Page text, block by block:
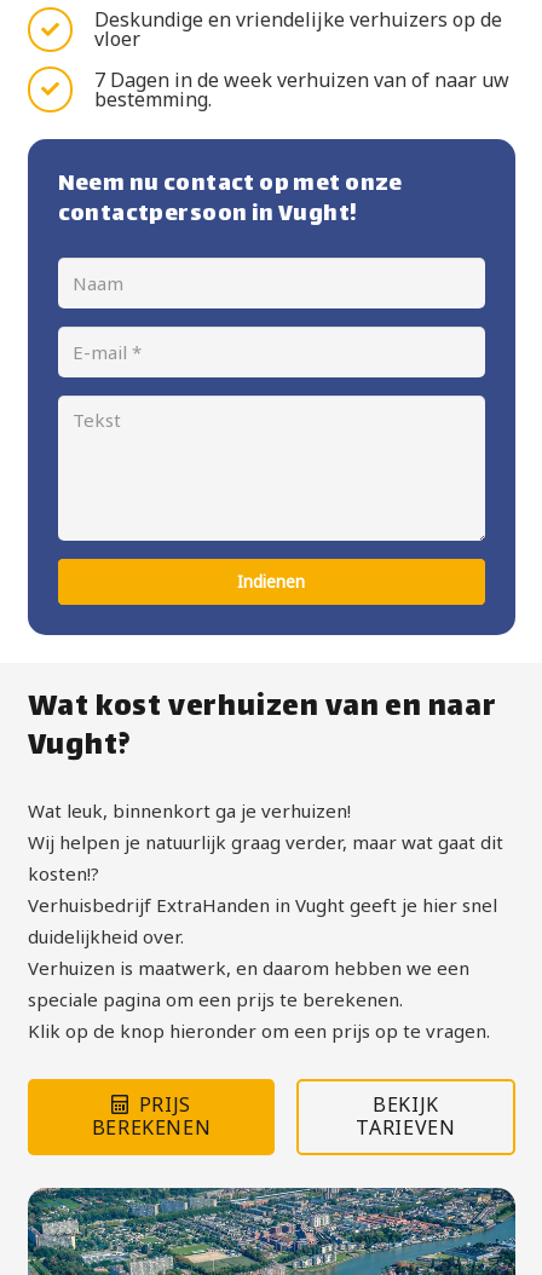
Deskundige en vriendelijke verhuizers op de
vloer
7 Dagen in de week verhuizen van of naar uw
bestemming.
Neem nu contact op met onze
contactpersoon in Vught!
Indienen
Wat kost verhuizen van en naar
Vught?
Wat leuk, binnenkort ga je verhuizen!
Wij helpen je natuurlijk graag verder, maar wat gaat dit
kosten!?
Verhuisbedrijf ExtraHanden in Vught geeft je hier snel
duidelijkheid over.
Verhuizen is maatwerk, en daarom hebben we een
speciale pagina om een prijs te berekenen.
Klik op de knop hieronder om een prijs op te vragen.
PRIJS
BEREKENEN
BEKIJK
TARIEVEN